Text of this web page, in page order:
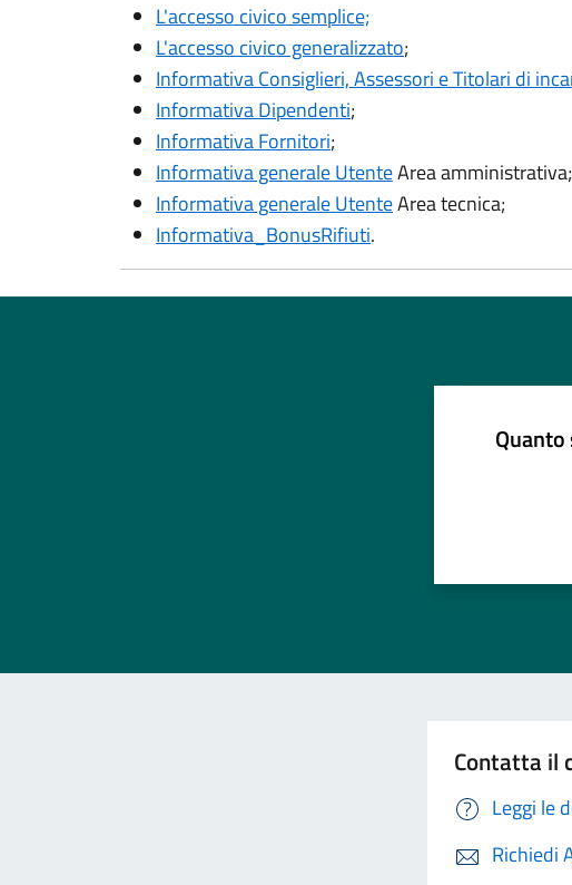
L'accesso civico semplice;
L'accesso civico generalizzato;
Informativa Consiglieri, Assessori e Titolari di
Informativa Dipendenti;
Informativa Fornitori;
Informativa generale UtenteArea amministrativa;
Informativa generale UtenteArea tecnica;
Informativa_BonusRifiuti.
Contatta il
Leggi le
Richiedi